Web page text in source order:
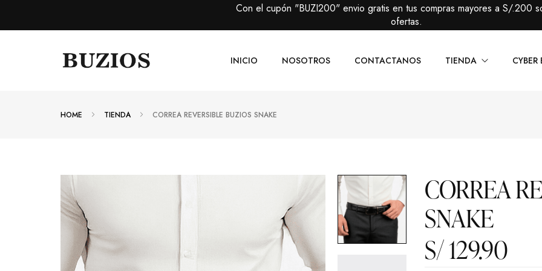
Con el cupón "BUZI200" envio gratis en tus compras mayores a S/.200
ofertas.
INICIO NOSOTROS CONTACTANOS TIENDA
HOME TIENDA CORREA REVERSIBLE BUZIOS SNAKE
CORREA
SNAKE
S/129.90